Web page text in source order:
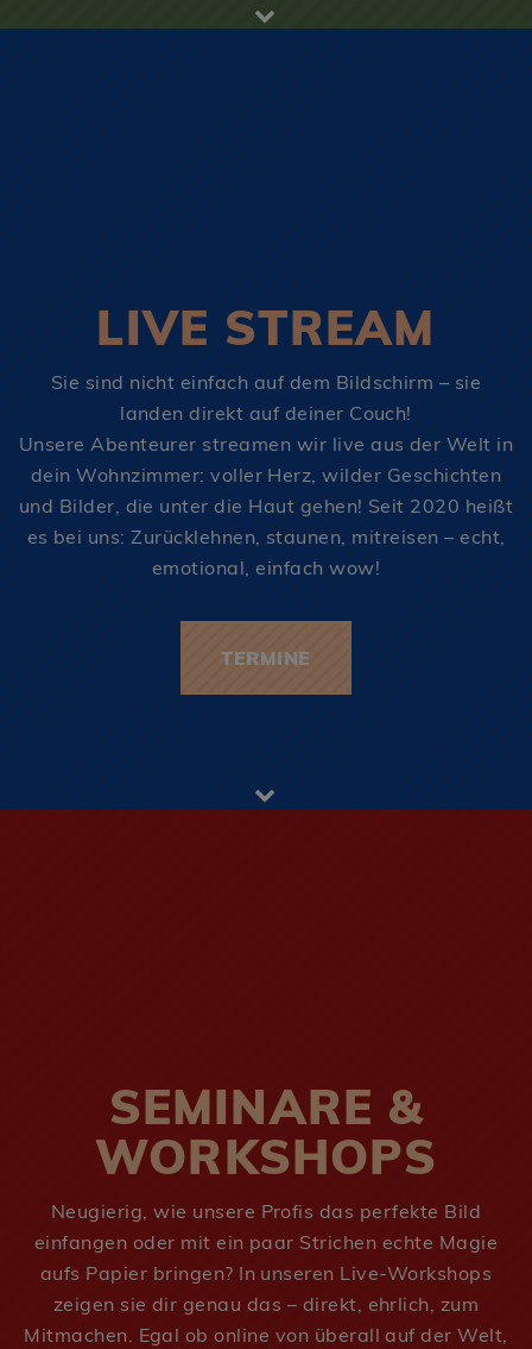
LIVE STREAM
Sie sind nicht einfach auf dem Bildschirm – sie
landen direkt auf deiner Couch!
Unsere Abenteurer streamen wir live aus der Welt in
dein Wohnzimmer: voller Herz, wilder Geschichten
und Bilder, die unter die Haut gehen! Seit 2020 heißt
es bei uns: Zurücklehnen, staunen, mitreisen – echt,
emotional, einfach wow!
TERMINE
SEMINARE &
WORKSHOPS
Neugierig, wie unsere Profis das perfekte Bild
einfangen oder mit ein paar Strichen echte Magie
aufs Papier bringen? In unseren Live-Workshops
zeigen sie dir genau das – direkt, ehrlich, zum
Mitmachen. Egal ob online von überall auf der Welt,